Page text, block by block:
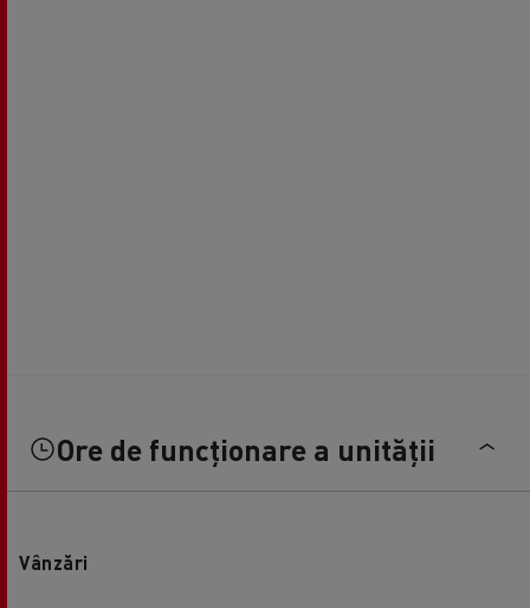
Ore de funcționare a unității
Vânzări